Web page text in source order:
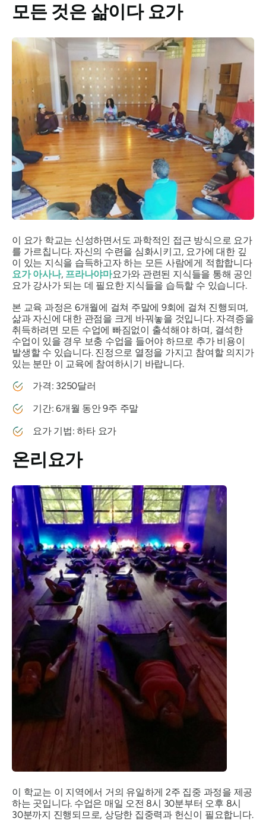
모든 것은 삶이다 요가
이 요가 학교는 신성하면서도 과학적인 접근 방식으로 요가
를 가르칩니다. 자신의 수련을 심화시키고, 요가에 대한 깊
이 있는 지식을 습득하고자 하는 모든 사람에게 적합합니다
요가 아사나, 프라나야마요가와 관련된 지식들을 통해 공인
요가 강사가 되는 데 필요한 지식들을 습득할 수 있습니다.
본 교육 과정은 6개월에 걸쳐 주말에 9회에 걸쳐 진행되며,
삶과 자신에 대한 관점을 크게 바꿔놓을 것입니다. 자격증을
취득하려면 모든 수업에 빠짐없이 출석해야 하며, 결석한
수업이 있을 경우 보충 수업을 들어야 하므로 추가 비용이
발생할 수 있습니다. 진정으로 열정을 가지고 참여할 의지가
있는 분만 이 교육에 참여하시기 바랍니다.
가격: 3250달러
기간: 6개월 동안 9주 주말
요가 기법: 하타 요가
온리요가
이 학교는 이 지역에서 거의 유일하게 2주 집중 과정을 제공
하는 곳입니다. 수업은 매일 오전 8시 30분부터 오후 8시
30분까지 진행되므로, 상당한 집중력과 헌신이 필요합니다.